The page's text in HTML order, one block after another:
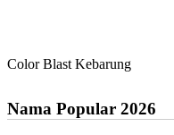
Color Blast Kebarung
Nama Popular 2026